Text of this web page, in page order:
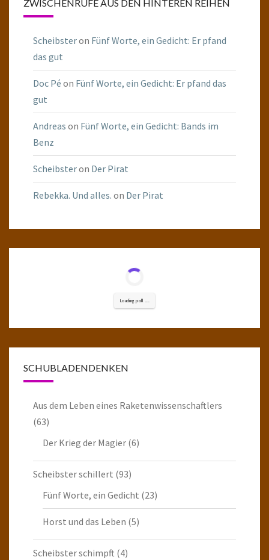
ZWISCHENRUFE AUS DEN HINTEREN REIHEN
Scheibsteron Fünf Worte, ein Gedicht: Er pfand
das gut
Doc Pé on Fünf Worte, ein Gedicht: Er pfand das
gut
Andreas on Fünf Worte, ein Gedicht: Bands im
Benz
Scheibsteron Der Pirat
Rebekka. Und alles. on Der Pirat
Loading poll ...
SCHUBLADENDENKEN
Aus dem Leben eines Raketenwissenschaftlers
(63)
Der Krieg der Magier (6)
Scheibster schillert (93)
Fünf Worte, ein Gedicht (23)
Horst und das Leben (5)
Scheibster schimpft (4)